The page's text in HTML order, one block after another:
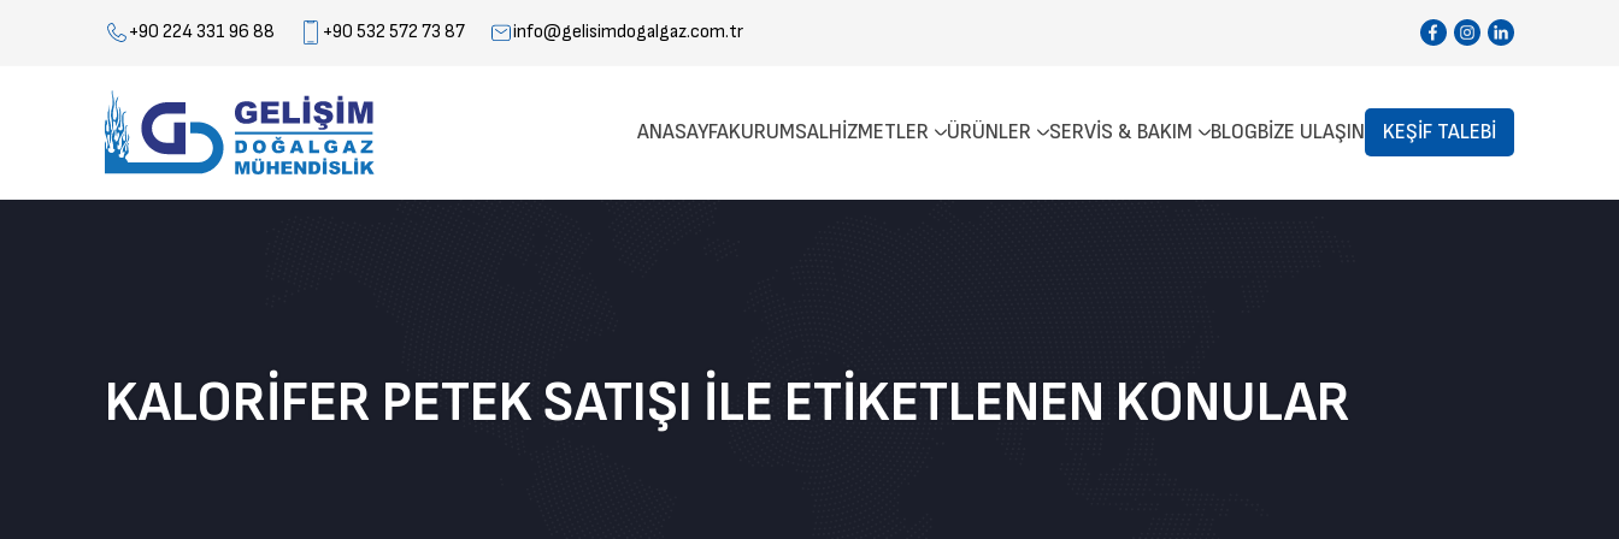
+90 224 331 96 88 +90 532 572 73 87 info@gelisimdogalgaz.com.tr
ANASAYFAKURUMSALHIZMETLER ÜRÜNLER SERVIS & BAKIM BLOGBIZE ULAŞIN KEŞIF TALEBI
KALORIFER PETEK SATIŞI ILE ETIKETLENEN KONULAR